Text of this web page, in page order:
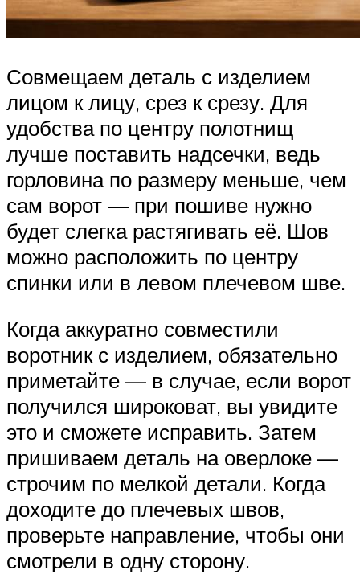
Совмещаем деталь с изделием
лицом к лицу, срез к срезу. Для
удобства по центру полотнищ
лучше поставить надсечки, ведь
горловина по размеру меньше, чем
сам ворот — при пошиве нужно
будет слегка растягивать её. Шов
можно расположить по центру
спинки или в левом плечевом шве.
Когда аккуратно совместили
воротник с изделием, обязательно
приметайте — в случае, если ворот
получился широковат, вы увидите
это и сможете исправить. Затем
пришиваем деталь на оверлоке —
строчим по мелкой детали. Когда
доходите до плечевых швов,
проверьте направление, чтобы они
смотрели в одну сторону.